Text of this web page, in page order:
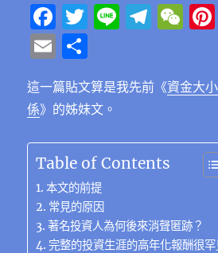
F
a
c
e
b
o
o
k
T
te
r
Li T
g
a
m
W
h
E
m
ai
l
享
這一篇貼文算是我先前《資金大
係》的姊妹文。
Table of Contents
本文的前提
常見的原因
著名投資人為何後來消聲匿跡？
完整的投資生涯的高年化報酬很罕